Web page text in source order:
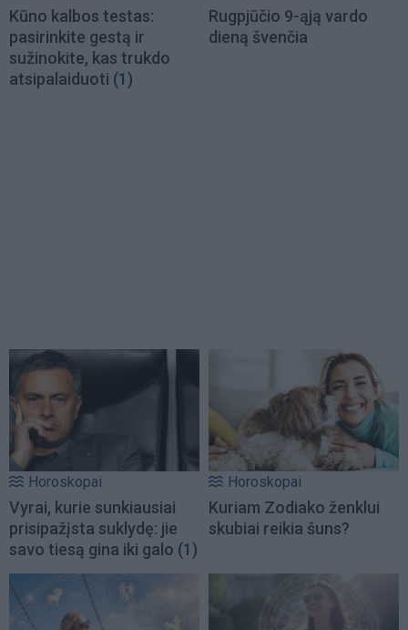
Kūno kalbos testas:
pasirinkite gestą ir
sužinokite, kas trukdo
atsipalaiduoti (1)
Rugpjūčio 9-ąją vardo
dieną švenčia
Horoskopai
Vyrai, kurie sunkiausiai
prisipažįsta suklydę: jie
savo tiesą gina iki galo (1)
Horoskopai
Kuriam Zodiako ženklui
skubiai reikia šuns?